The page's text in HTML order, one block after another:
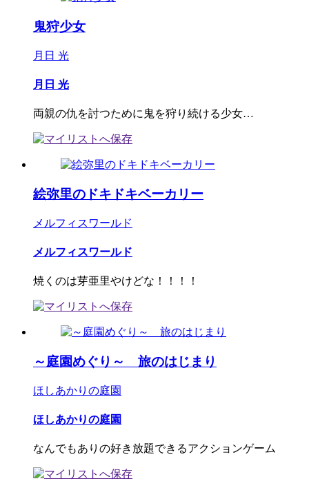
鬼狩少女
月日 光
月日 光
両親の仇を討つために鬼を狩り続ける少女…
絵弥里のドキドキベーカリー
メルフィスワールド
メルフィスワールド
焼くのは芽亜里やけどな！！！！
～庭園めぐり～ 旅のはじまり
ほしあかりの庭園
ほしあかりの庭園
なんでもありの好き放題できるアクションゲーム